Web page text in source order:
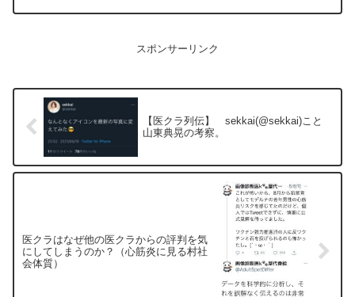
スポンサーリンク
【医クラ列伝】 sekkai(@sekkai)こと
山東典晃の考察。
医クラはなぜ他の医クラからの評判を気
にしてしまうのか？（心筋炎に見る村社
会体質）